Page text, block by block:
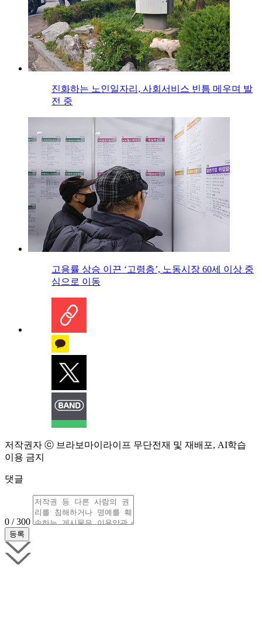
진화하는 노인일자리, 사회서비스 빈틈 메우며 발
전 중
고용률 상승 이끈 ‘고령층’, 노동시장 60세 이상 중
심으로 이동
저작권자 ⓒ 브라보마이라이프 무단전재 및 재배포, AI학습
이용 금지
댓글
0 / 300